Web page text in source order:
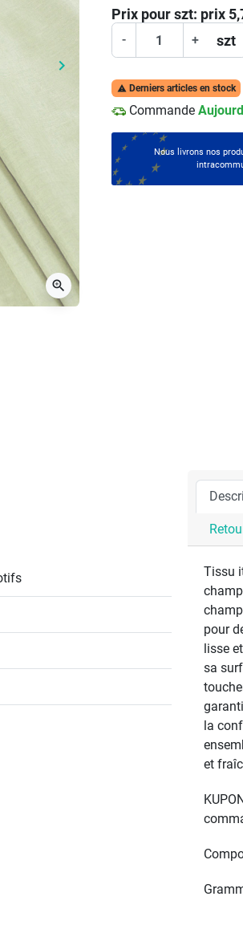
Prochain
keyboard_arrow_right
zoom_in
Prix pourszt: prix
- + szt
 Derniers articles en stock
Commande
Nous livrons nos
Tissu
pour
lisse
sa
la
et